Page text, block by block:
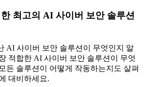
최고의 AI 사이버 보안 솔루션
AI 사이버 보안 솔루션이 무엇인지 알
적합한 AI 사이버 보안 솔루션이 무엇
든 솔루션이 어떻게 작동하는지도 살펴
대비하세요.